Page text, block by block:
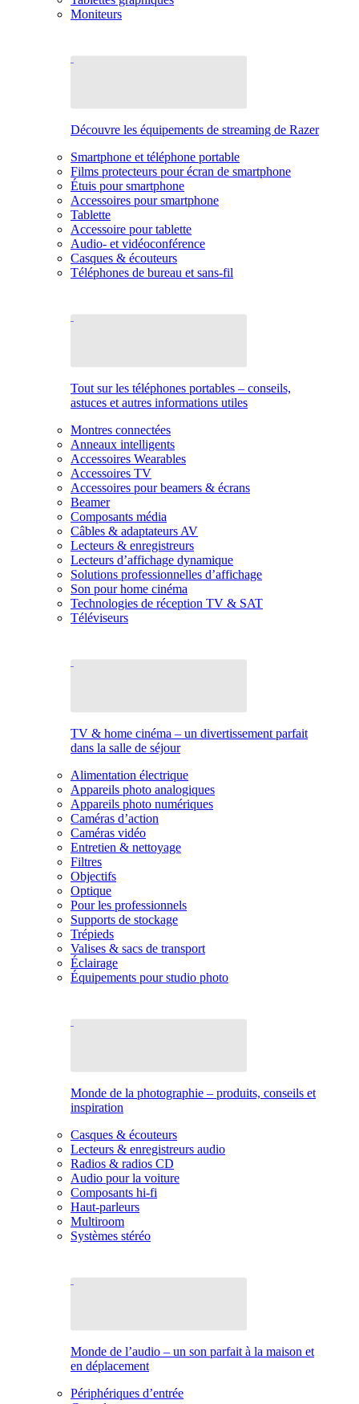
Moniteurs
Découvre les équipements de streaming de Razer
Smartphone et téléphone portable
Films protecteurs pour écran de smartphone
Étuis pour smartphone
Accessoires pour smartphone
Tablette
Accessoire pour tablette
Audio- et vidéoconférence
Casques & écouteurs
Téléphones de bureau et sans-fil
Tout sur les téléphones portables – conseils,
astuces et autres informations utiles
Montres connectées
Anneaux intelligents
Accessoires Wearables
Accessoires TV
Accessoires pour beamers & écrans
Beamer
Composants média
Câbles & adaptateurs AV
Lecteurs & enregistreurs
Lecteurs d’affichage dynamique
Solutions professionnelles d’affichage
Son pour home cinéma
Technologies de réception TV & SAT
Téléviseurs
TV & home cinéma – un divertissement parfait
dans la salle de séjour
Alimentation électrique
Appareils photo analogiques
Appareils photo numériques
Caméras d’action
Caméras vidéo
Entretien & nettoyage
Filtres
Objectifs
Optique
Pour les professionnels
Supports de stockage
Trépieds
Valises & sacs de transport
Éclairage
Équipements pour studio photo
Monde de la photographie – produits, conseils et
inspiration
Casques & écouteurs
Lecteurs & enregistreurs audio
Radios & radios CD
Audio pour la voiture
Composants hi-fi
Haut-parleurs
Multiroom
Systèmes stéréo
Monde de l’audio – un son parfait à la maison et
en déplacement
Périphériques d’entrée